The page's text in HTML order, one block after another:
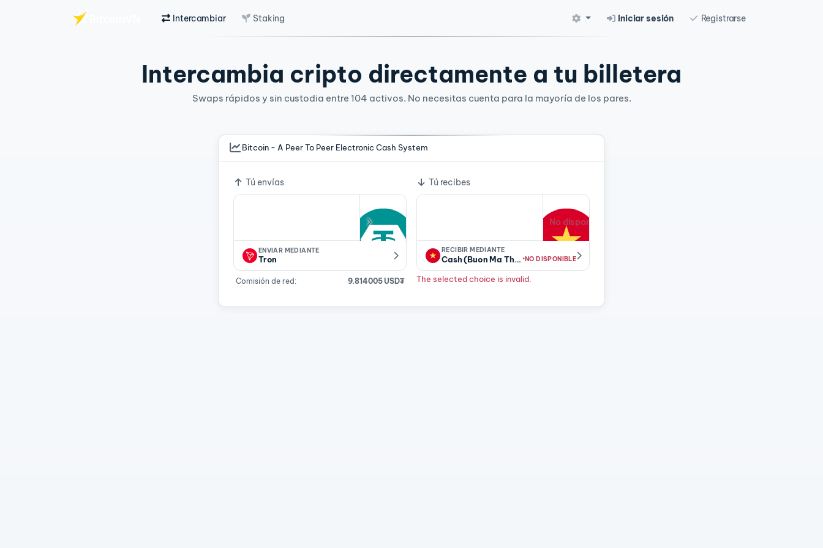
Intercambiar Staking Iniciar sesión Registrarse
Intercambia cripto directamente a tu billetera
Swaps rápidos y sin custodia entre 104 activos. No necesitas cuenta para la mayoría de los pares.
Tipo de cambio
Bitcoin - A Peer To Peer Electronic Cash System
Tú envías
ENVIAR MEDIANTE
Tron
Comisión de red: 9.814005 USD₮
Tú recibes
No disponible
RECIBIR MEDIANTE
Cash (Buon Ma Thuot)
·NO DISPONIBLE
The selected choice is invalid.